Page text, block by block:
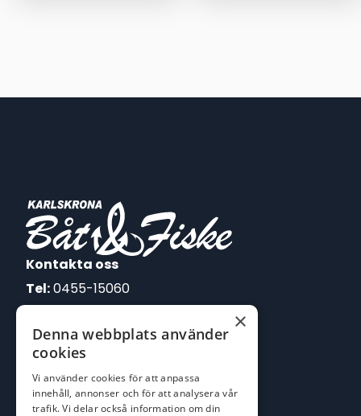
Kontakta oss
Tel:0455-15060
E-post:
johan@batofiske.se
kim@batofiske.se
Adress
×
Denna webbplats använder
cookies
Vi använder cookies för att anpassa
innehåll, annonser och för att analysera vår
trafik. Vi delar också information om din